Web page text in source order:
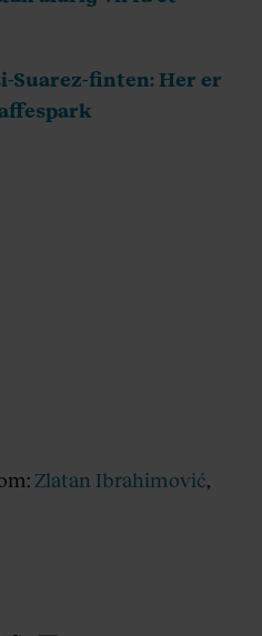
Suarez-finten: Her er
Zlatan Ibrahimović,